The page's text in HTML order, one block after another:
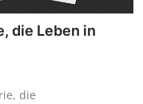
die Leben in
die